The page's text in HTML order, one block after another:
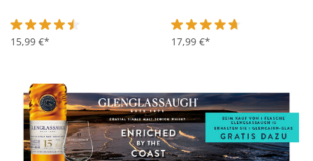
Durchschnittliche Bewertung von 4.5 von 5 Sternen
15,99 €* Durchschnittliche
17,99 €*